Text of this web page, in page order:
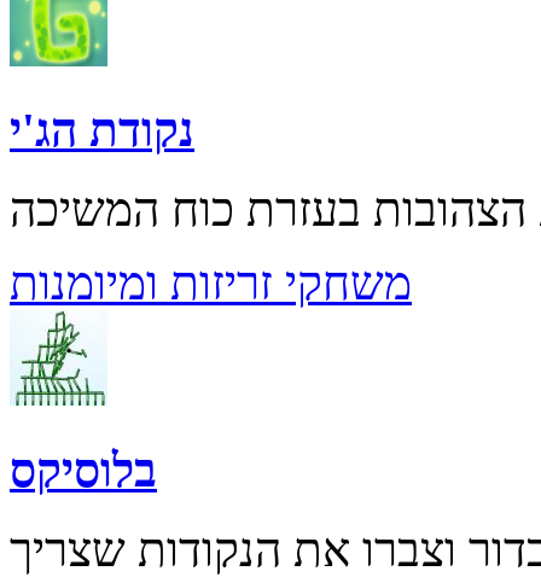
נקודת הג'י
משחקי זריזות ומיומנות
בלוסיקס